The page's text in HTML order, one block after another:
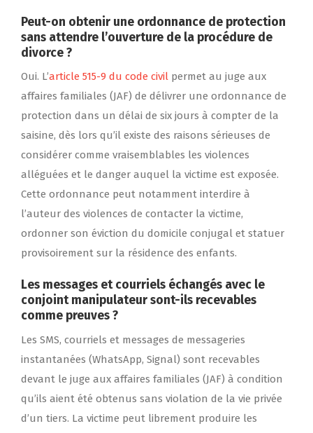
Peut-on obtenir une ordonnance de protection
sans attendre l’ouverture de la procédure de
divorce ?
Oui. L’article 515-9 du code civil permet au juge aux
affaires familiales (JAF) de délivrer une ordonnance de
protection dans un délai de six jours à compter de la
saisine, dès lors qu’il existe des raisons sérieuses de
considérer comme vraisemblables les violences
alléguées et le danger auquel la victime est exposée.
Cette ordonnance peut notamment interdire à
l’auteur des violences de contacter la victime,
ordonner son éviction du domicile conjugal et statuer
provisoirement sur la résidence des enfants.
Les messages et courriels échangés avec le
conjoint manipulateur sont-ils recevables
comme preuves ?
Les SMS, courriels et messages de messageries
instantanées (WhatsApp, Signal) sont recevables
devant le juge aux affaires familiales (JAF) à condition
qu’ils aient été obtenus sans violation de la vie privée
d’un tiers. La victime peut librement produire les